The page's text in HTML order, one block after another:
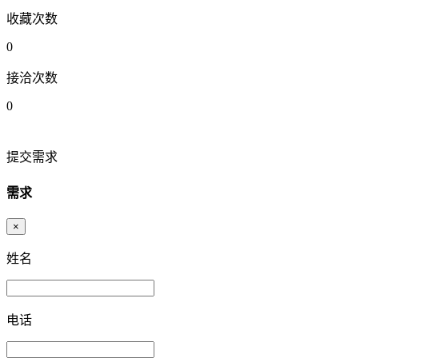
收藏次数
0
接洽次数
0
提交需求
需求
×
姓名
电话